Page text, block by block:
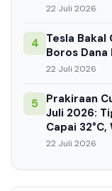
22 Juli 2026
4 Tesla Bakal
Boros Dana
22 Juli 2026
5
Prakiraan
Juli 2026:
Capai
22 Juli 2026